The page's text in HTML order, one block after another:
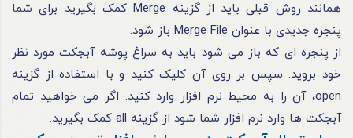
همانند روش قبلی باید از گزینه Merge کمک بگیرید برای شما
پنجره جدیدی با عنوان Merge File باز شود.
از پنجره‌ ای که باز می‌ شود باید به‌ سراغ پوشه آبجکت مورد نظر
خود بروید. سپس بر روی آن کلیک کنید و با استفاده از گزینه
open، آن را به محیط نرم‌ افزار وارد کنید. اگر می‌ خواهید تمام
آبجکت‌ ها وارد نرم‌ افزار شما شود از گزینه all کمک بگیرید.